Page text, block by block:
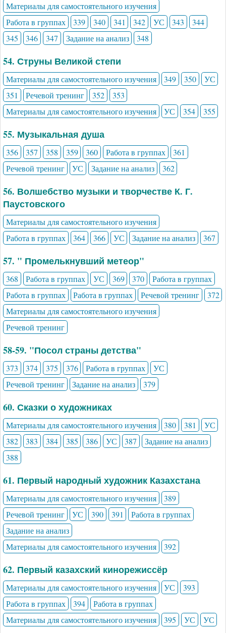
Материалы для самостоятельного изучения
Работа в группах
339 340 341 342 УС 343
344
345
346 347 Задание на анализ 348
54. Струны Великой степи
Материалы для самостоятельного изучения 349 350
УС
351
Речевой тренинг 352
353
Материалы для самостоятельного изучения
УС 354 355
55. Музыкальная душа
356 357 358 359 360 Работа в группах
361
Речевой тренинг
УС Задание на анализ 362
56. Волшебство музыки и творчестве К. Г.
Паустовского
Материалы для самостоятельного изучения
Работа в группах
364 366 УС Задание на анализ 367
57. " Промелькнувший метеор"
368 Работа в группах УС 369 370
Работа в группах
Работа в группах
Работа в группах Речевой тренинг
372
Материалы для самостоятельного изучения
Речевой тренинг
58-59. "Посол страны детства"
373 374 375 376 Работа в группах
УС
Речевой тренинг
Задание на анализ 379
60. Сказки о художниках
Материалы для самостоятельного изучения 380 381
УС
382
383 384 385 386 УС 387
Задание на анализ
388
61. Первый народный художник Казахстана
Материалы для самостоятельного изучения
389
Речевой тренинг
УС 390 391
Работа в группах
Задание на анализ
Материалы для самостоятельного изучения
392
62. Первый казахский кинорежиссёр
Материалы для самостоятельного изучения УС
393
Работа в группах
394
Работа в группах
Материалы для самостоятельного изучения
395 УС УС